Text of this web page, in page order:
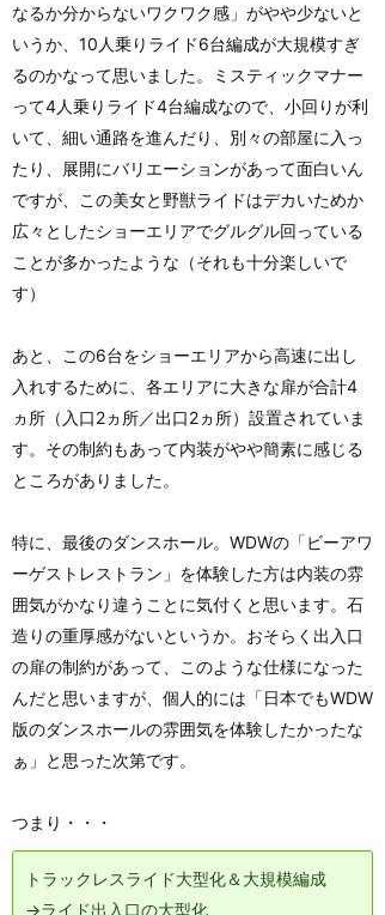
なるか分からないワクワク感」がやや少ないと
いうか、10人乗りライド6台編成が大規模すぎ
るのかなって思いました。ミスティックマナー
って4人乗りライド4台編成なので、小回りが利
いて、細い通路を進んだり、別々の部屋に入っ
たり、展開にバリエーションがあって面白いん
ですが、この美女と野獣ライドはデカいためか
広々としたショーエリアでグルグル回っている
ことが多かったような（それも十分楽しいで
す）
あと、この6台をショーエリアから高速に出し
入れするために、各エリアに大きな扉が合計4
ヵ所（入口2ヵ所／出口2ヵ所）設置されていま
す。その制約もあって内装がやや簡素に感じる
ところがありました。
特に、最後のダンスホール。WDWの「ビーアワ
ーゲストレストラン」を体験した方は内装の雰
囲気がかなり違うことに気付くと思います。石
造りの重厚感がないというか。おそらく出入口
の扉の制約があって、このような仕様になった
んだと思いますが、個人的には「日本でもWDW
版のダンスホールの雰囲気を体験したかったな
ぁ」と思った次第です。
つまり・・・
トラックレスライド大型化＆大規模編成
→ライド出入口の大型化